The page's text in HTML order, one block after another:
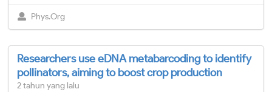
Phys.Org
Researchers use eDNA metabarcoding to identify
pollinators, aiming to boost crop production
2 tahun yang lalu